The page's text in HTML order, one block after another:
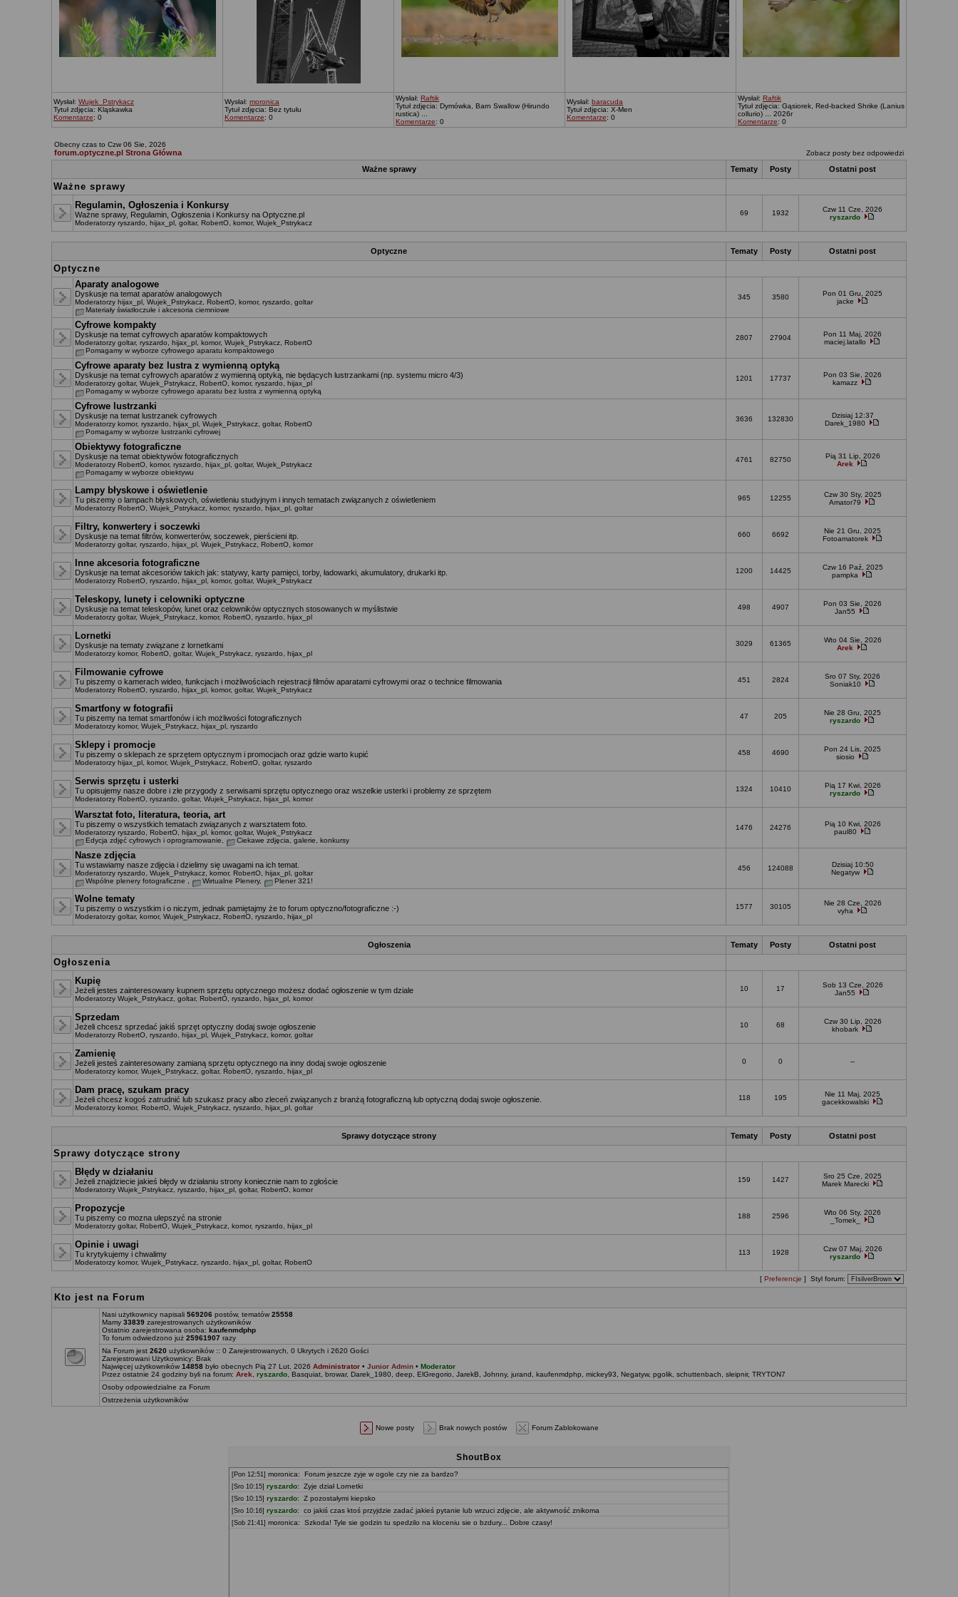
Wysłał: Wujek_Pstrykacz
Tytuł zdjęcia: Kląskawka
Komentarze: 0
Wysłał: moronica
Tytuł zdjęcia: Bez tytułu
Komentarze: 0
Wysłał: Raftik
Tytuł zdjęcia: Dymówka, Barn Swallow (Hirundo
rustica) ...
Komentarze: 0
Wysłał: baracuda
Tytuł zdjęcia: X-Men
Komentarze: 0
Wysłał: Raftik
Tytuł zdjęcia: Gąsiorek, Red-backed Shrike (Lanius
collurio) ... 2026r
Komentarze: 0
Obecny czas to Czw 06 Sie, 2026
forum.optyczne.pl Strona Główna Zobacz posty bez odpowiedzi
Ważne sprawy Tematy Posty Ostatni post
Ważne sprawy
Regulamin, Ogłoszenia i Konkursy
Ważne sprawy, Regulamin, Ogłoszenia i Konkursy na Optyczne.pl
Moderatorzy ryszardo hijax_pl goltar, RobertO komor, Wujek_Pstrykacz
69 1932
Czw 11 Cze, 2026
ryszardo
Optyczne Tematy Posty Ostatni post
Optyczne
Aparaty analogowe
Dyskusje na temat aparatów analogowych
Moderatorzy hijax_pl Wujek_Pstrykacz RobertO komor, ryszardo
goltar
Materiały światłoczułe i akcesoria ciemniowe
345 3580
Pon 01 Gru, 2025
jacke
Cyfrowe kompakty
Dyskusje na temat cyfrowych aparatów kompaktowych
Moderatorzy goltar, ryszardo hijax_pl komor, Wujek_Pstrykacz RobertO
Pomagamy w wyborze cyfrowego aparatu kompaktowego
2807 27904
Pon 11 Maj, 2026
maciej.latallo
Cyfrowe aparaty bez lustra z wymienną optyką
Dyskusje na temat cyfrowych aparatów z wymienną optyką, nie będących lustrzankami (np. systemu micro 4/3)
Moderatorzy goltar, Wujek_Pstrykacz RobertO komor, ryszardo
hijax_pl
Pomagamy w wyborze cyfrowego aparatu bez lustra z wymienną optyką
1201 17737
Pon 03 Sie, 2026
kamazz
Cyfrowe lustrzanki
Dyskusje na temat lustrzanek cyfrowych
Moderatorzy komor, ryszardo hijax_pl Wujek_Pstrykacz goltar, RobertO
Pomagamy w wyborze lustrzanki cyfrowej
3636 132830
Dzisiaj 12:37
Darek_1980
Obiektywy fotograficzne
Dyskusje na temat obiektywów fotograficznych
Moderatorzy RobertO komor, ryszardo hijax_pl goltar, Wujek_Pstrykacz
Pomagamy w wyborze obiektywu
4761 82750
Pią 31 Lip, 2026
Arek
Lampy błyskowe i oświetlenie
Tu piszemy o lampach błyskowych, oświetleniu studyjnym i innych tematach związanych z oświetleniem
Moderatorzy RobertO Wujek_Pstrykacz komor, ryszardo hijax_pl goltar
965 12255
Czw 30 Sty, 2025
Amator79
Filtry, konwertery i soczewki
Dyskusje na temat filtrów, konwerterów, soczewek, pierścieni itp.
Moderatorzy goltar, ryszardo hijax_pl Wujek_Pstrykacz RobertO komor
660 6692
Nie 21 Gru, 2025
Fotoamatorek
Inne akcesoria fotograficzne
Dyskusje na temat akcesoriów takich jak: statywy, karty pamięci, torby, ładowarki, akumulatory, drukarki itp.
Moderatorzy RobertO ryszardo hijax_pl komor, goltar, Wujek_Pstrykacz
1200 14425
Czw 16 Paź, 2025
pampka
Teleskopy, lunety i celowniki optyczne
Dyskusje na temat teleskopów, lunet oraz celowników optycznych stosowanych w myślistwie
Moderatorzy goltar, Wujek_Pstrykacz komor, RobertO ryszardo hijax_pl
498 4907
Pon 03 Sie, 2026
Jan55
Lornetki
Dyskusje na tematy związane z lornetkami
Moderatorzy komor, RobertO goltar, Wujek_Pstrykacz ryszardo hijax_pl
3029 61365
Wto 04 Sie, 2026
Arek
Filmowanie cyfrowe
Tu piszemy o kamerach wideo, funkcjach i możliwościach rejestracji filmów aparatami cyfrowymi oraz o technice filmowania
Moderatorzy RobertO ryszardo hijax_pl komor, goltar, Wujek_Pstrykacz
451 2824
Sro 07 Sty, 2026
Soniak10
Smartfony w fotografii
Tu piszemy na temat smartfonów i ich możliwości fotograficznych
Moderatorzy komor, Wujek_Pstrykacz hijax_pl ryszardo
47 205
Nie 28 Gru, 2025
ryszardo
Sklepy i promocje
Tu piszemy o sklepach ze sprzętem optycznym i promocjach oraz gdzie warto kupić
Moderatorzy hijax_pl komor, Wujek_Pstrykacz RobertO goltar, ryszardo
458 4690
Pon 24 Lis, 2025
siosio
Serwis sprzętu i usterki
Tu opisujemy nasze dobre i złe przygody z serwisami sprzętu optycznego oraz wszelkie usterki i problemy ze sprzętem
Moderatorzy RobertO ryszardo goltar, Wujek_Pstrykacz hijax_pl komor
1324 10410
Pią 17 Kwi, 2026
ryszardo
Warsztat foto, literatura, teoria, art
Tu piszemy o wszystkich tematach związanych z warsztatem foto.
Moderatorzy ryszardo RobertO hijax_pl komor, goltar, Wujek_Pstrykacz
Edycja zdjęć cyfrowych i oprogramowanie
Ciekawe zdjęcia, galerie, konkursy
1476 24276
Pią 10 Kwi, 2026
paul80
Nasze zdjęcia
Tu wstawiamy nasze zdjęcia i dzielimy się uwagami na ich temat.
Moderatorzy ryszardo Wujek_Pstrykacz komor, RobertO hijax_pl goltar
Wspólne plenery fotograficzne
Wirtualne Plenery, Plener 321!
456 124088
Dzisiaj 10:50
Negatyw
Wolne tematy
Tu piszemy o wszystkim i o niczym, jednak pamiętajmy że to forum optyczno/fotograficzne :-)
Moderatorzy goltar, komor, Wujek_Pstrykacz RobertO ryszardo hijax_pl
1577 30105
Nie 28 Cze, 2026
vyha
Ogłoszenia Tematy Posty Ostatni post
Ogłoszenia
Kupię
Jeżeli jestes zainteresowany kupnem sprzętu optycznego możesz dodać ogłoszenie w tym dziale
Moderatorzy Wujek_Pstrykacz goltar, RobertO ryszardo hijax_pl komor
10 17
Sob 13 Cze, 2026
Jan55
Sprzedam
Jeżeli chcesz sprzedać jakiś sprzęt optyczny dodaj swoje ogłoszenie
Moderatorzy RobertO ryszardo hijax_pl Wujek_Pstrykacz komor, goltar
10 68
Czw 30 Lip, 2026
khobark
Zamienię
Jeżeli jesteś zainteresowany zamianą sprzętu optycznego na inny dodaj swoje ogłoszenie
Moderatorzy komor, Wujek_Pstrykacz goltar, RobertO ryszardo hijax_pl
0 0 --
Dam pracę, szukam pracy
Jeżeli chcesz kogoś zatrudnić lub szukasz pracy albo zleceń związanych z branżą fotograficzną lub optyczną dodaj swoje ogłoszenie.
Moderatorzy komor, RobertO Wujek_Pstrykacz ryszardo hijax_pl goltar
118 195
Nie 11 Maj, 2025
gacekkowalski
Sprawy dotyczące strony Tematy Posty Ostatni post
Sprawy dotyczące strony
Błędy w działaniu
Jeżeli znajdziecie jakieś błędy w działaniu strony koniecznie nam to zgłoście
Moderatorzy Wujek_Pstrykacz ryszardo hijax_pl goltar, RobertO komor
159 1427
Sro 25 Cze, 2025
Marek Marecki
Propozycje
Tu piszemy co mozna ulepszyć na stronie
Moderatorzy goltar, RobertO Wujek_Pstrykacz komor, ryszardo hijax_pl
188 2596
Wto 06 Sty, 2026
_Tomek_
Opinie i uwagi
Tu krytykujemy i chwalimy
Moderatorzy komor, Wujek_Pstrykacz ryszardo hijax_pl goltar, RobertO
113 1928
Czw 07 Maj, 2026
ryszardo
[ Preferencje ] Styl forum:
Kto jest na Forum
Nasi użytkownicy napisali 569206 postów, tematów 25558
Mamy 33839 zarejestrowanych użytkowników
Ostatnio zarejestrowana osoba: kaufenmdphp
To forum odwiedzono już 25961907 razy
Na Forum jest 2620 użytkowników :: 0 Zarejestrowanych, 0 Ukrytych i 2620 Gości
Zarejestrowani Użytkownicy: Brak
Najwięcej użytkowników 14858 było obecnych Pią 27 Lut, 2026 Administrator • Junior Admin • Moderator
Przez ostatnie 24 godziny byli na forum: Arek ryszardo Basquiat browar, Darek_1980 deep ElGregorio JarekB Johnny, jurand kaufenmdphp mickey93 Negatyw, pgolik schuttenbach sleipnir, TRYTON7
Osoby odpowiedzialne za Forum
Ostrzeżenia użytkowników
Nowe posty Brak nowych postów Forum Zablokowane
ShoutBox